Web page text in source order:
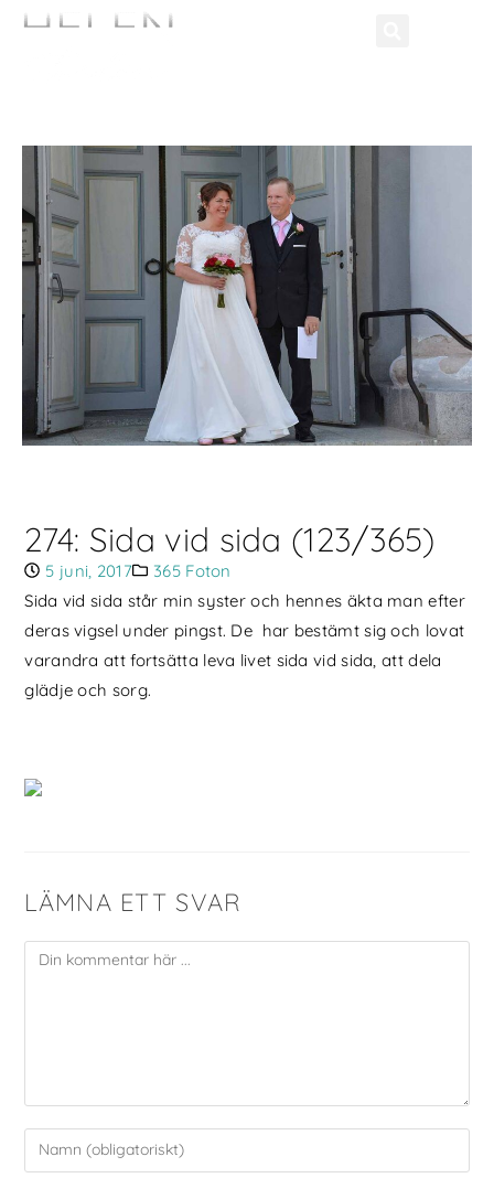
274: Sida vid sida (123/365)
5 juni, 2017
365 Foton
Sida vid sida står min syster och hennes äkta man efter
deras vigsel under pingst. De har bestämt sig och lovat
varandra att fortsätta leva livet sida vid sida, att dela
glädje och sorg.
LÄMNA ETT SVAR